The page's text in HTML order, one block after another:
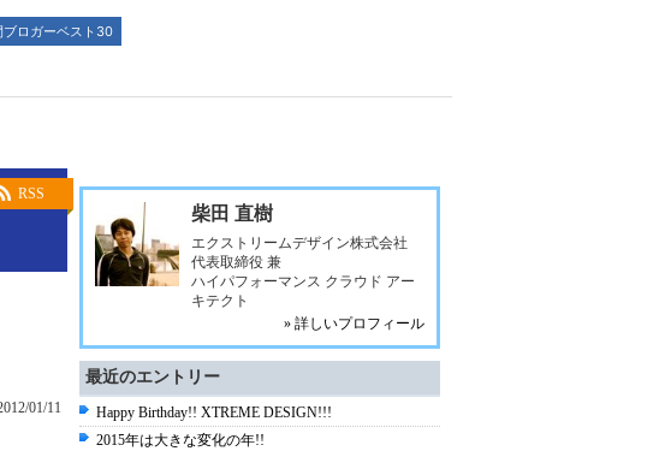
ブロガーベスト30
RSS
01/11
柴田 直樹
エクストリームデザイン株式会社
代表取締役 兼
ハイパフォーマンス クラウド アー
キテクト
» 詳しいプロフィール
最近のエントリー
Happy Birthday!! XTREME DESIGN!!!
2015年は大きな変化の年!!